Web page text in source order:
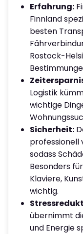
Erfahrung:
Finnland
besten
Rostock-
Logistik
wichtige
Sicherheit:
sodass
Besonders
Klaviere,
wichtig.
übernimmt
und Energie